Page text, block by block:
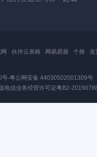
伙伴云表格 网易易盾 个推 友
号-粤公网安备 44030502001309号
电信业务经营许可证粤B2-